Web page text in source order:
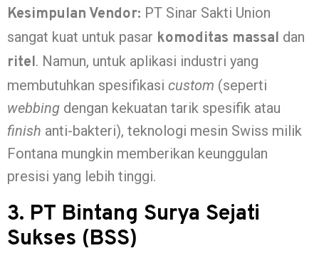
Kesimpulan Vendor: PT Sinar Sakti Union
sangat kuat untuk pasar komoditas massal dan
ritel. Namun, untuk aplikasi industri yang
membutuhkan spesifikasi custom (seperti
webbing dengan kekuatan tarik spesifik atau
finish anti-bakteri), teknologi mesin Swiss milik
Fontana mungkin memberikan keunggulan
presisi yang lebih tinggi.
3. PT Bintang Surya Sejati
Sukses (BSS)